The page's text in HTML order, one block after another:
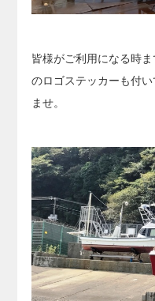
皆様がご利用になる時
のロゴステッカーも付
ませ。